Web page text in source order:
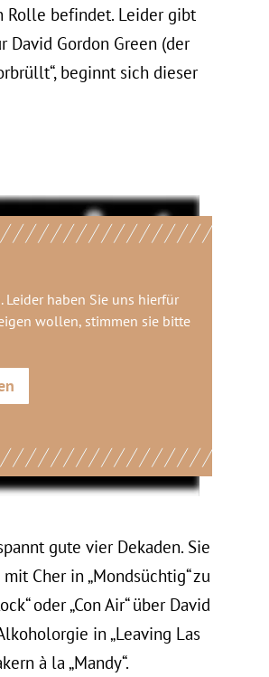
Rolle befindet. Leider gibt
David Gordon Green (der
beginnt sich dieser
Leider haben Sie uns hierfür
wollen, stimmen sie bitte
gute vier Dekaden. Sie
Cher in „Mondsüchtig“ zu
oder „Con Air“ über David
in „Leaving Las
à la „Mandy“.